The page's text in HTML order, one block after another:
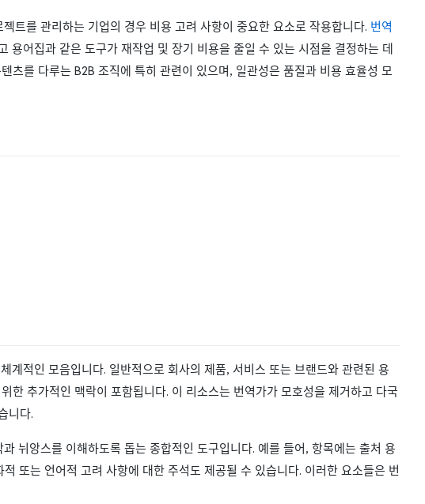
트를 관리하는 기업의 경우 비용 고려 사항이 중요한 요소로 작용합니다. 번역
용어집과 같은 도구가 재작업 및 장기 비용을 줄일 수 있는 시점을 결정하는 데
츠를 다루는 B2B 조직에 특히 관련이 있으며, 일관성은 품질과 비용 효율성 모
계적인 모음입니다. 일반적으로 회사의 제품, 서비스 또는 브랜드와 관련된 용
한 추가적인 맥락이 포함됩니다. 이 리소스는 번역가가 모호성을 제거하고 다국
니다.
뉘앙스를 이해하도록 돕는 종합적인 도구입니다. 예를 들어, 항목에는 출처 용
또는 언어적 고려 사항에 대한 주석도 제공될 수 있습니다. 이러한 요소들은 번